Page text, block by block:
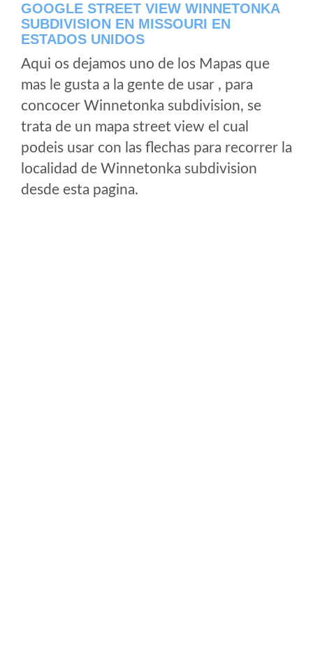
GOOGLE STREET VIEW WINNETONKA
SUBDIVISION EN MISSOURI EN
ESTADOS UNIDOS
Aqui os dejamos uno de los Mapas que
mas le gusta a la gente de usar , para
concocer Winnetonka subdivision, se
trata de un mapa street view el cual
podeis usar con las flechas para recorrer la
localidad de Winnetonka subdivision
desde esta pagina.